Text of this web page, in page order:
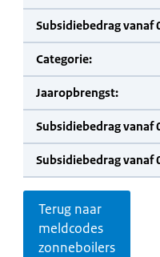
Subsidiebedrag vanaf
Categorie:
Jaaropbrengst:
Subsidiebedrag
Subsidiebedrag
Terug naar
meldcodes
zonneboilers